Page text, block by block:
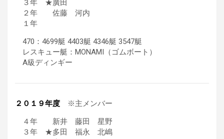
３年 ★廣田
２年 佐藤 河内
１年
470：4699艇 4403艇 4346艇 3547艇
レスキュー艇：MONAMI（ゴムボート）
A級ディンギー
２０１９年度 ※主メンバー
４年 新井 藤田 星野
３年 ★多田 福永 北嶋